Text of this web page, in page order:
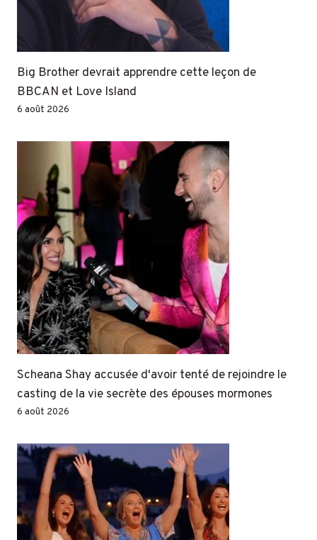
Big Brother devrait apprendre cette leçon de
BBCAN et Love Island
6 août 2026
Scheana Shay accusée d'avoir tenté de rejoindre le
casting de la vie secrète des épouses mormones
6 août 2026